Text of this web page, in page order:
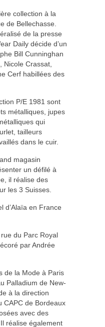
collection à la
de Bellechasse.
de la presse
Daily décide d’un
Bill Cunninghan
Nicole Crassat,
Cerf habillées des
P/E 1981 sont
métalliques, jupes
qui
tailleurs
dans le cuir.
magasin
un défilé à
il réalise des
les 3 Suisses.
d’Alaïa en France
du Parc Royal
par Andrée
de la Mode à Paris
Palladium de New-
à la direction
CAPC de Bordeaux
avec des
réalise également